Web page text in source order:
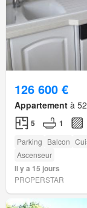
126 600 €
Appartement à
5 1
Parking Balcon
Ascenseur
Il y a 15 jours
PROPERSTAR